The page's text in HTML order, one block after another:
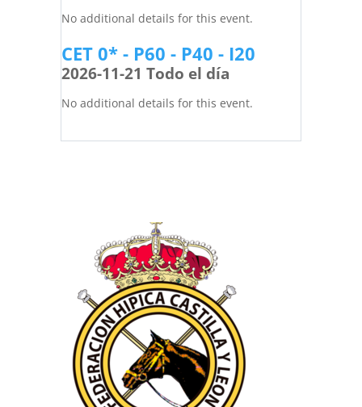
No additional details for this event.
CET 0* - P60 - P40 - I20
2026-11-21 Todo el día
No additional details for this event.